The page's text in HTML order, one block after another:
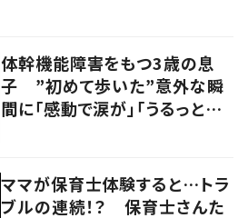
体幹機能障害をもつ3歳の息
子 ”初めて歩いた”意外な瞬
間に「感動で涙が」「うるっとく
ママが保育士体験すると…トラ
ブルの連続！？ 保育士さんた